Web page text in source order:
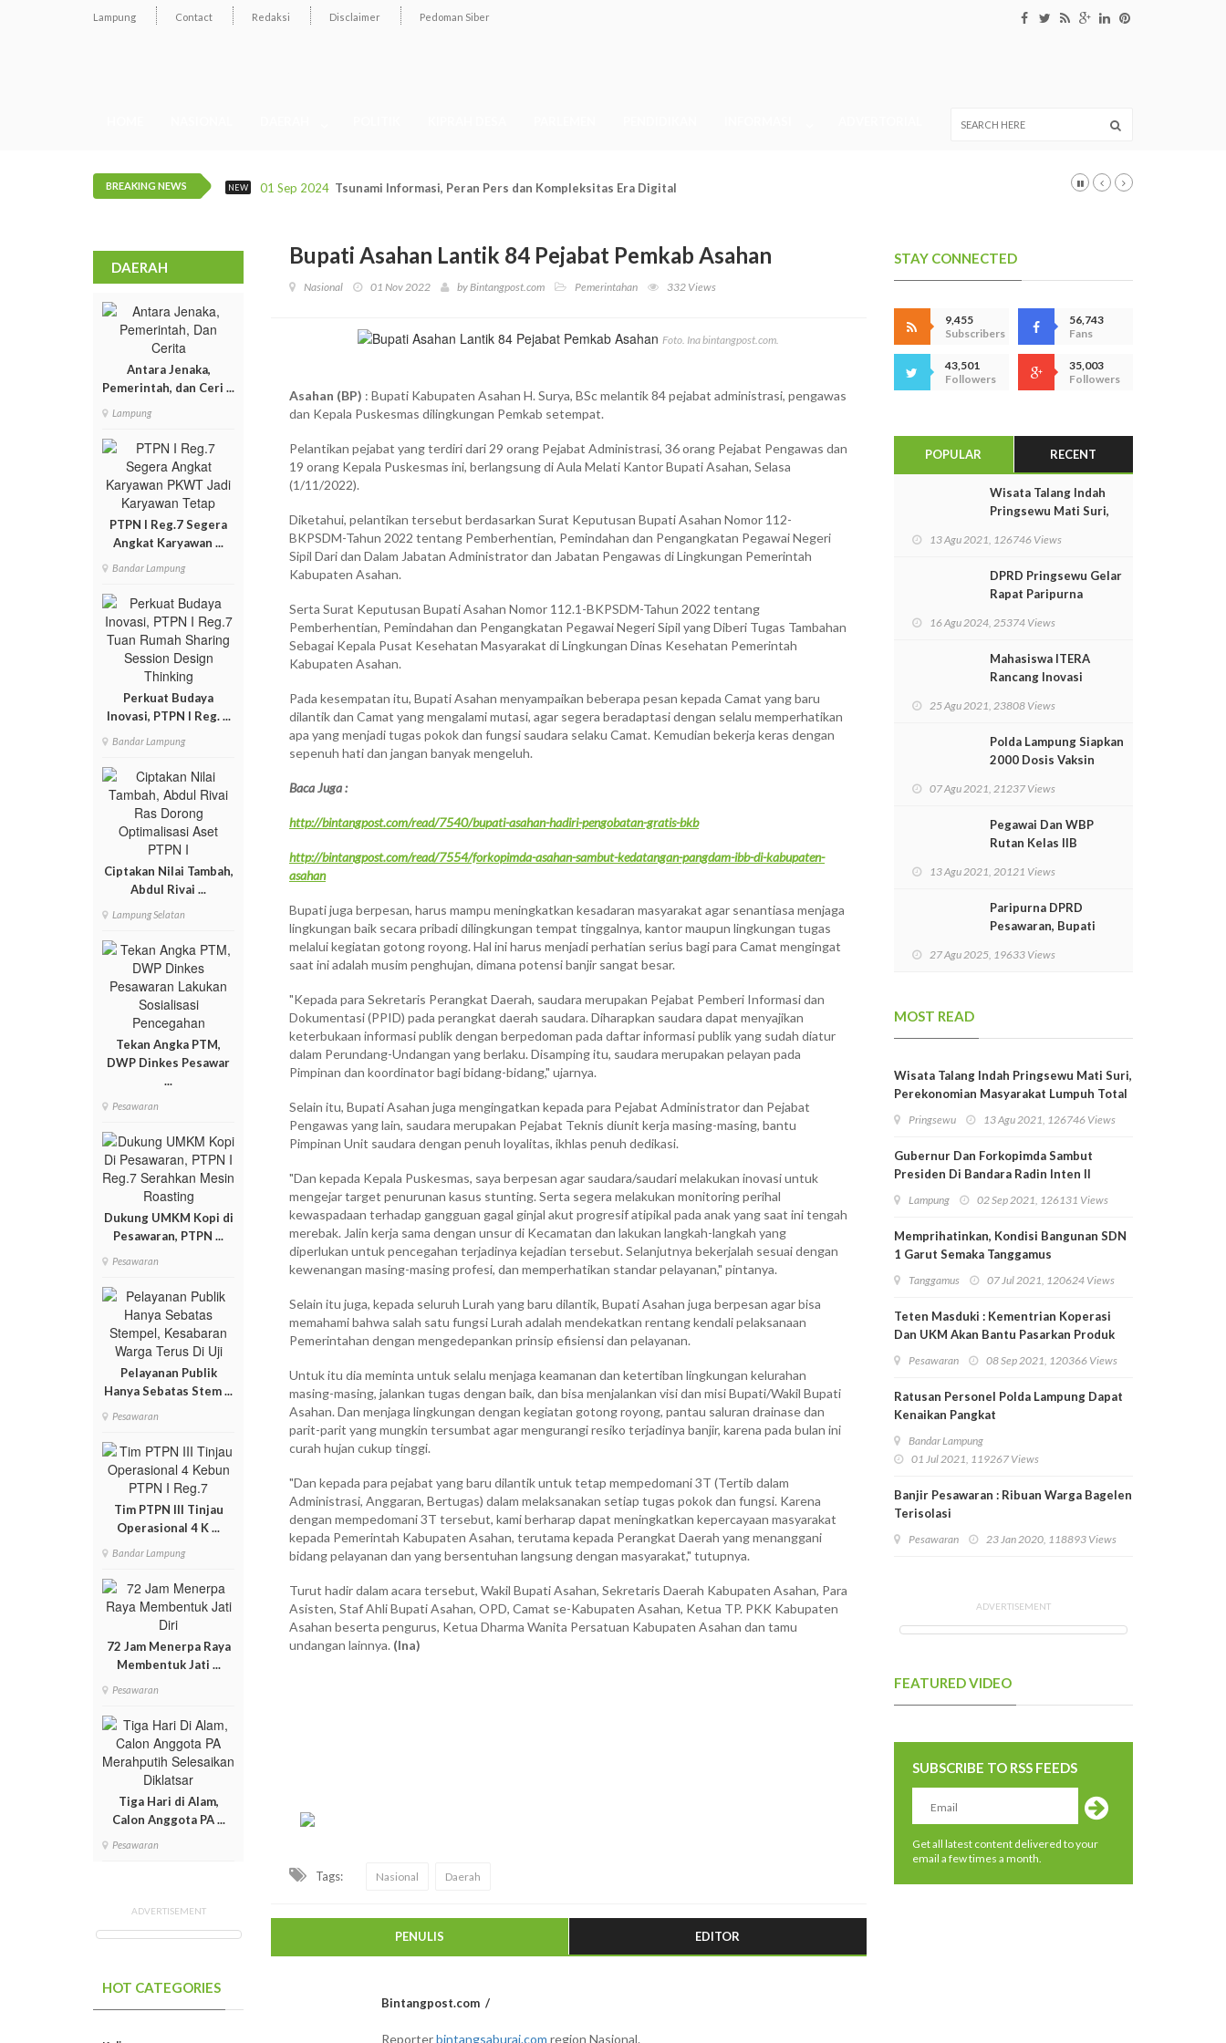
Lampung Contact Redaksi Disclaimer Pedoman Siber
BREAKING NEWS NEW 16 Jan 2021 34 Bakal Calon Kapekon Ikuti Tes Seleksi
DAERAH
Antara Jenaka,
Pemerintah, dan Ceri ...
Lampung
PTPN I Reg.7 Segera
Angkat Karyawan ...
Bandar Lampung
Perkuat Budaya
Inovasi, PTPN I Reg. ...
Bandar Lampung
Ciptakan Nilai Tambah,
Abdul Rivai ...
Lampung Selatan
Tekan Angka PTM,
DWP Dinkes Pesawar
...
Pesawaran
Dukung UMKM Kopi di
Pesawaran, PTPN ...
Pesawaran
Pelayanan Publik
Hanya Sebatas Stem ...
Pesawaran
Tim PTPN III Tinjau
Operasional 4 K ...
Bandar Lampung
72 Jam Menerpa Raya
Membentuk Jati ...
Pesawaran
Tiga Hari di Alam,
Calon Anggota PA ...
Pesawaran
ADVERTISEMENT
HOT CATEGORIES
Bupati Asahan Lantik 84 Pejabat Pemkab Asahan
Nasional 01 Nov 2022 byBintangpost.com Pemerintahan 332 Views
Foto. Ina bintangpost.com.
Asahan (BP) : Bupati Kabupaten Asahan H. Surya, BSc melantik 84 pejabat administrasi, pengawas
dan Kepala Puskesmas dilingkungan Pemkab setempat.
Pelantikan pejabat yang terdiri dari 29 orang Pejabat Administrasi, 36 orang Pejabat Pengawas dan
19 orang Kepala Puskesmas ini, berlangsung di Aula Melati Kantor Bupati Asahan, Selasa
(1/11/2022).
Diketahui, pelantikan tersebut berdasarkan Surat Keputusan Bupati Asahan Nomor 112-
BKPSDM-Tahun 2022 tentang Pemberhentian, Pemindahan dan Pengangkatan Pegawai Negeri
Sipil Dari dan Dalam Jabatan Administrator dan Jabatan Pengawas di Lingkungan Pemerintah
Kabupaten Asahan.
Serta Surat Keputusan Bupati Asahan Nomor 112.1-BKPSDM-Tahun 2022 tentang
Pemberhentian, Pemindahan dan Pengangkatan Pegawai Negeri Sipil yang Diberi Tugas Tambahan
Sebagai Kepala Pusat Kesehatan Masyarakat di Lingkungan Dinas Kesehatan Pemerintah
Kabupaten Asahan.
Pada kesempatan itu, Bupati Asahan menyampaikan beberapa pesan kepada Camat yang baru
dilantik dan Camat yang mengalami mutasi, agar segera beradaptasi dengan selalu memperhatikan
apa yang menjadi tugas pokok dan fungsi saudara selaku Camat. Kemudian bekerja keras dengan
sepenuh hati dan jangan banyak mengeluh.
Baca Juga :
http://bintangpost.com/read/7540/bupati-asahan-hadiri-pengobatan-gratis-bkb
http://bintangpost.com/read/7554/forkopimda-asahan-sambut-kedatangan-pangdam-ibb-di-kabupaten-
asahan
Bupati juga berpesan, harus mampu meningkatkan kesadaran masyarakat agar senantiasa menjaga
lingkungan baik secara pribadi dilingkungan tempat tinggalnya, kantor maupun lingkungan tugas
melalui kegiatan gotong royong. Hal ini harus menjadi perhatian serius bagi para Camat mengingat
saat ini adalah musim penghujan, dimana potensi banjir sangat besar.
"Kepada para Sekretaris Perangkat Daerah, saudara merupakan Pejabat Pemberi Informasi dan
Dokumentasi (PPID) pada perangkat daerah saudara. Diharapkan saudara dapat menyajikan
keterbukaan informasi publik dengan berpedoman pada daftar informasi publik yang sudah diatur
dalam Perundang-Undangan yang berlaku. Disamping itu, saudara merupakan pelayan pada
Pimpinan dan koordinator bagi bidang-bidang," ujarnya.
Selain itu, Bupati Asahan juga mengingatkan kepada para Pejabat Administrator dan Pejabat
Pengawas yang lain, saudara merupakan Pejabat Teknis diunit kerja masing-masing, bantu
Pimpinan Unit saudara dengan penuh loyalitas, ikhlas penuh dedikasi.
"Dan kepada Kepala Puskesmas, saya berpesan agar saudara/saudari melakukan inovasi untuk
mengejar target penurunan kasus stunting. Serta segera melakukan monitoring perihal
kewaspadaan terhadap gangguan gagal ginjal akut progresif atipikal pada anak yang saat ini tengah
merebak. Jalin kerja sama dengan unsur di Kecamatan dan lakukan langkah-langkah yang
diperlukan untuk pencegahan terjadinya kejadian tersebut. Selanjutnya bekerjalah sesuai dengan
kewenangan masing-masing profesi, dan memperhatikan standar pelayanan," pintanya.
Selain itu juga, kepada seluruh Lurah yang baru dilantik, Bupati Asahan juga berpesan agar bisa
memahami bahwa salah satu fungsi Lurah adalah mendekatkan rentang kendali pelaksanaan
Pemerintahan dengan mengedepankan prinsip efisiensi dan pelayanan.
Untuk itu dia meminta untuk selalu menjaga keamanan dan ketertiban lingkungan kelurahan
masing-masing, jalankan tugas dengan baik, dan bisa menjalankan visi dan misi Bupati/Wakil Bupati
Asahan. Dan menjaga lingkungan dengan kegiatan gotong royong, pantau saluran drainase dan
parit-parit yang mungkin tersumbat agar mengurangi resiko terjadinya banjir, karena pada bulan ini
curah hujan cukup tinggi.
"Dan kepada para pejabat yang baru dilantik untuk tetap mempedomani 3T (Tertib dalam
Administrasi, Anggaran, Bertugas) dalam melaksanakan setiap tugas pokok dan fungsi. Karena
dengan mempedomani 3T tersebut, kami berharap dapat meningkatkan kepercayaan masyarakat
kepada Pemerintah Kabupaten Asahan, terutama kepada Perangkat Daerah yang menanggani
bidang pelayanan dan yang bersentuhan langsung dengan masyarakat," tutupnya.
Turut hadir dalam acara tersebut, Wakil Bupati Asahan, Sekretaris Daerah Kabupaten Asahan, Para
Asisten, Staf Ahli Bupati Asahan, OPD, Camat se-Kabupaten Asahan, Ketua TP. PKK Kabupaten
Asahan beserta pengurus, Ketua Dharma Wanita Persatuan Kabupaten Asahan dan tamu
undangan lainnya. (Ina)
Tags: Nasional Daerah
PENULIS EDITOR
Bintangpost.com
Reporterbintangsaburai.com region Nasional.
STAY CONNECTED
9,455
Subscribers
56,743
Fans
43,501
Followers
35,003
Followers
POPULAR RECENT
Wisata Talang Indah
Pringsewu Mati Suri,
Masyarakat Lumpuh
13 Agu 2021, 126746 Views
DPRD Pringsewu Gelar
Rapat Paripurna
Kenegaraan Presiden
16 Agu 2024, 25374 Views
Mahasiswa ITERA
Rancang Inovasi
Untuk PLTAL
25 Agu 2021, 23808 Views
Polda Lampung Siapkan
2000 Dosis Vaksin
07 Agu 2021, 21237 Views
Pegawai Dan WBP
Rutan Kelas IIB
Vaksinasi Covid-19
13 Agu 2021, 20121 Views
Paripurna DPRD
Pesawaran, Bupati
Pidato Perdana
27 Agu 2025, 19633 Views
MOST READ
Wisata Talang Indah Pringsewu Mati Suri,
Perekonomian Masyarakat Lumpuh Total
Pringsewu 13 Agu 2021, 126746 Views
Gubernur Dan Forkopimda Sambut
Presiden Di Bandara Radin Inten II
Lampung
Lampung 02 Sep 2021, 126131 Views
Memprihatinkan, Kondisi Bangunan SDN
1 Garut Semaka Tanggamus
Tanggamus 07 Jul 2021, 120624 Views
Teten Masduki : Kementrian Koperasi
Dan UKM Akan Bantu Pasarkan Produk
Pesawaran
Pesawaran 08 Sep 2021, 120366 Views
Ratusan Personel Polda Lampung Dapat
Kenaikan Pangkat
Bandar Lampung
01 Jul 2021, 119267 Views
Banjir Pesawaran : Ribuan Warga Bagelen
Terisolasi
Pesawaran 23 Jan 2020, 118893 Views
ADVERTISEMENT
FEATURED VIDEO
SUBSCRIBE TO RSS FEEDS
Get all latest content delivered to your
email a few times a month.